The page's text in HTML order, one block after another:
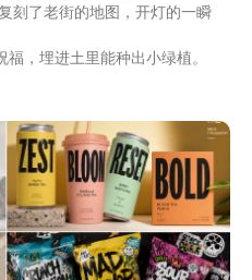
刻了老街的地图，开灯的一瞬
，埋进土里能种出小绿植。